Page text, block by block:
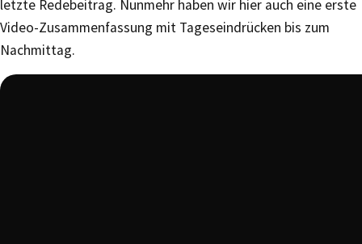
letzte Redebeitrag. Nunmehr haben wir hier auch eine erste
Video-Zusammenfassung mit Tageseindrücken bis zum
Nachmittag.